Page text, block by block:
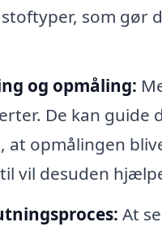
som
og opmåling:
De kan
at opmålingen
vil desuden
At